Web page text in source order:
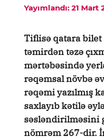
Yayımlandı: 21 Mart
Tiflisə qatara bilet
təmirdən təzə
mərtəbəsində
rəqəmsal növbə
rəqəmi yazılmış
saxlayıb kətilə
səsləndirilməsini
nömrəm 267-dir.